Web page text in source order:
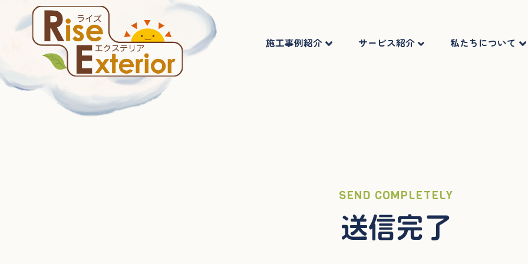
施工事例紹介 サービス紹介 私たちについて
SEND COMPLETELY
送信完了